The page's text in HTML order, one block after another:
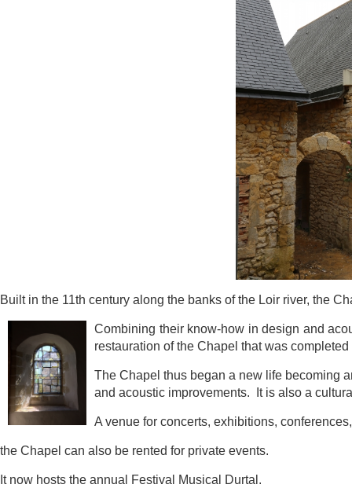
Built in the 11th century along the banks of the Loir river, the
Combining their know-how in design and
restauration of the Chapel that was completed
The Chapel thus began a new life becoming
and acoustic improvements. It is also a
A venue for concerts, exhibitions,
the Chapel can also be rented for private events.
It now hosts the annual Festival Musical Durtal.